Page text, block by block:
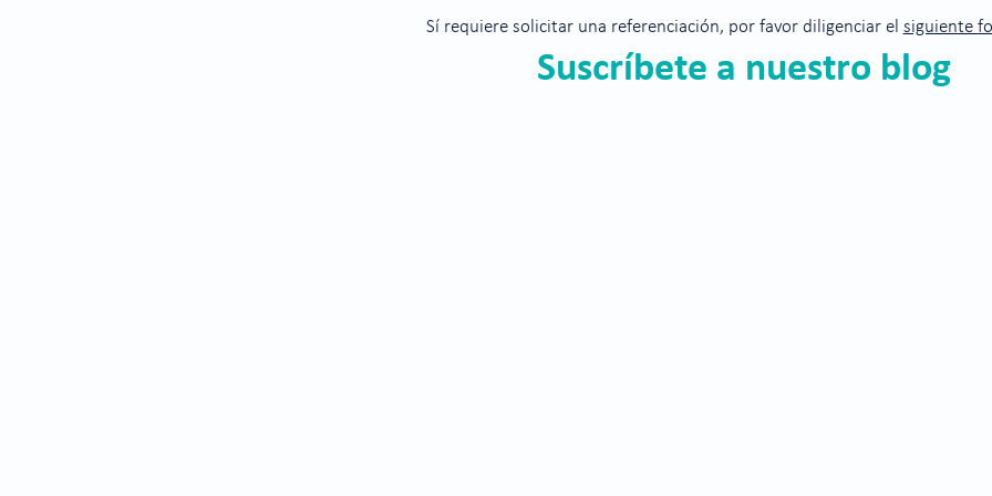
Suscríbete a nuestro blog
Sí requiere solicitar una referenciación, por favor diligenciar el siguiente